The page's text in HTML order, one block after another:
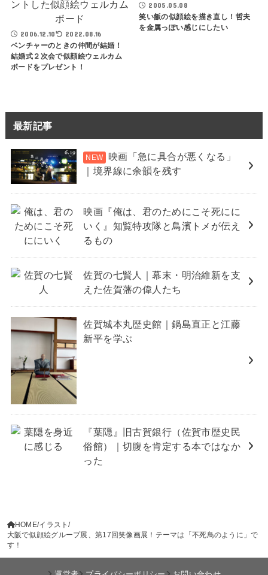
2006.12.10 2022.08.16
ベンチャーのときの仲間が結婚！
結婚式２次会で似顔絵ウェルカム
ボードをプレゼント！
2005.05.08
笑い飯の似顔絵を描き直し！哲夫
を金属っぽい感じにしたい
最新記事
映画「急に具合が悪くなる」
｜境界線に余韻を残す
映画『俺は、君のためにこそ死にに
いく』知覧特攻隊と鳥濱トメが伝え
るもの
佐賀の七賢人｜幕末・明治維新を支
えた佐賀藩の偉人たち
佐賀城本丸歴史館｜鍋島直正と江藤
新平を学ぶ
『葉隠』旧古賀銀行（佐賀市歴史民
俗館）｜切腹を肯定する本ではなか
った
HOME イラスト
大阪で似顔絵グループ展、第17回笑像画展！テーマは「不死鳥のように」で
す！